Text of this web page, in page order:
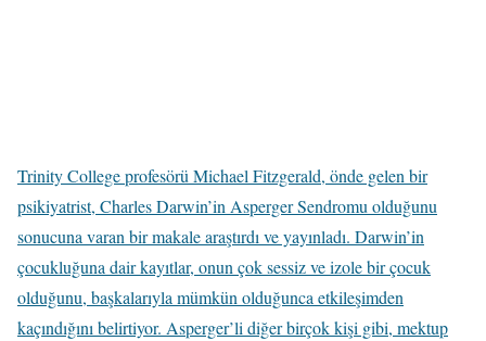
Trinity College profesörü Michael Fitzgerald, önde gelen bir
psikiyatrist, Charles Darwin’in Asperger Sendromu olduğunu
sonucuna varan bir makale araştırdı ve yayınladı. Darwin’in
çocukluğuna dair kayıtlar, onun çok sessiz ve izole bir çocuk
olduğunu, başkalarıyla mümkün olduğunca etkileşimden
kaçındığını belirtiyor. Asperger’li diğer birçok kişi gibi, mektup